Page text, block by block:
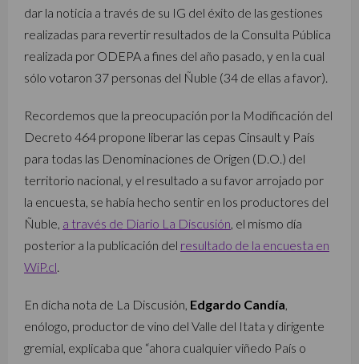
dar la noticia a través de su IG del éxito de las gestiones
realizadas para revertir resultados de la Consulta Pública
realizada por ODEPA a fines del año pasado, y en la cual
sólo votaron 37 personas del Ñuble (34 de ellas a favor).
Recordemos que la preocupación por la Modificación del
Decreto 464 propone liberar las cepas Cinsault y País
para todas las Denominaciones de Origen (D.O.) del
territorio nacional, y el resultado a su favor arrojado por
la encuesta, se había hecho sentir en los productores del
Ñuble, a través de Diario La Discusión, el mismo día
posterior a la publicación del resultado de la encuesta en
WiP.cl.
En dicha nota de La Discusión, Edgardo Candía,
enólogo, productor de vino del Valle del Itata y dirigente
gremial, explicaba que “ahora cualquier viñedo País o